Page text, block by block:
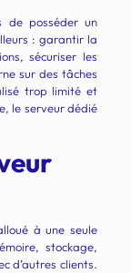
de posséder un
: garantir la
sécuriser les
sur des tâches
trop limité et
le serveur dédié
à une seule
stockage,
d’autres clients.